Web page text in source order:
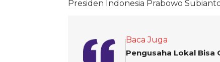
Presiden Indonesia Prabowo
Baca Juga
Pengusaha Lokal Bisa